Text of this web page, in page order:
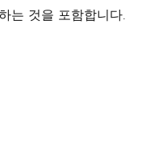
는 것을 포함합니다.